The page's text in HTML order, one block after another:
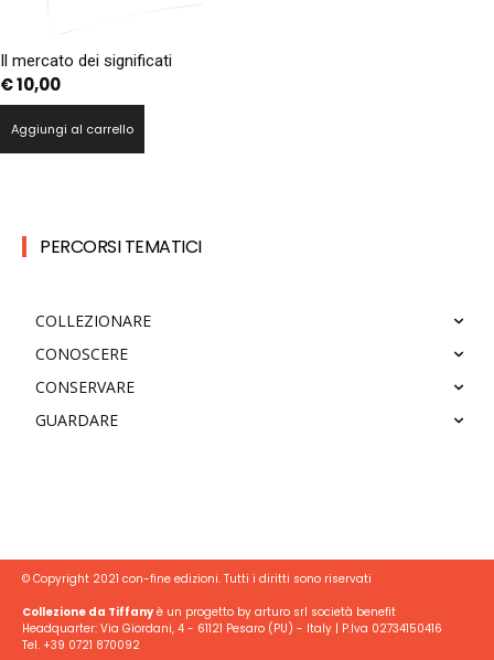
Il mercato dei significati
€10,00
Aggiungi al carrello
PERCORSI TEMATICI
COLLEZIONARE
CONOSCERE
CONSERVARE
GUARDARE
© Copyright 2021 con-fine edizioni. Tutti i diritti sono riservati
Collezione da Tiffanyè un progetto by arturo srl società benefit
Headquarter: Via Giordani, 4 - 61121 Pesaro (PU) - Italy | P.Iva 02734150416
Tel. +39 0721 870092